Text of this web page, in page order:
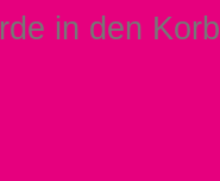
in den